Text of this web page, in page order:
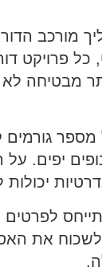
מורכב
פרויקט
גורמים
יפים.
לפרטים
לשכוח את